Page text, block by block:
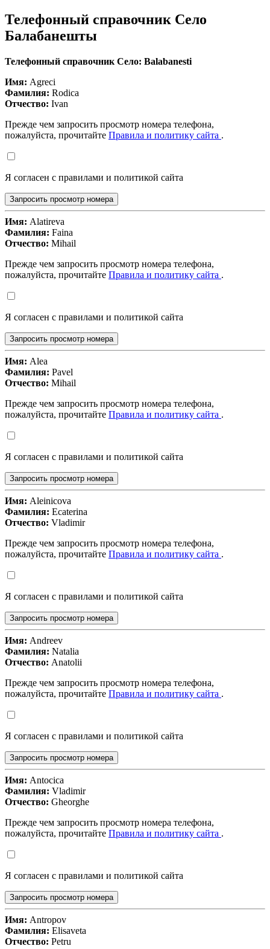
Телефонный справочник Село
Балабанешты
Телефонный справочник Село: Balabanesti
Имя: Agreci
Фамилия: Rodica
Отчество: Ivan
Прежде чем запросить просмотр номера телефона,
пожалуйста, прочитайте Правила и политику сайта .
Я согласен с правилами и политикой сайта
Запросить просмотр номера
Имя: Alatireva
Фамилия: Faina
Отчество: Mihail
Прежде чем запросить просмотр номера телефона,
пожалуйста, прочитайте Правила и политику сайта .
Я согласен с правилами и политикой сайта
Запросить просмотр номера
Имя: Alea
Фамилия: Pavel
Отчество: Mihail
Прежде чем запросить просмотр номера телефона,
пожалуйста, прочитайте Правила и политику сайта .
Я согласен с правилами и политикой сайта
Запросить просмотр номера
Имя: Aleinicova
Фамилия: Ecaterina
Отчество: Vladimir
Прежде чем запросить просмотр номера телефона,
пожалуйста, прочитайте Правила и политику сайта .
Я согласен с правилами и политикой сайта
Запросить просмотр номера
Имя: Andreev
Фамилия: Natalia
Отчество: Anatolii
Прежде чем запросить просмотр номера телефона,
пожалуйста, прочитайте Правила и политику сайта .
Я согласен с правилами и политикой сайта
Запросить просмотр номера
Имя: Antocica
Фамилия: Vladimir
Отчество: Gheorghe
Прежде чем запросить просмотр номера телефона,
пожалуйста, прочитайте Правила и политику сайта .
Я согласен с правилами и политикой сайта
Запросить просмотр номера
Имя: Antropov
Фамилия: Elisaveta
Отчество: Petru